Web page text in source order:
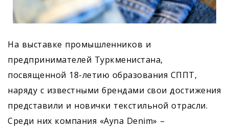
На выставке промышленников и
предпринимателей Туркменистана,
посвященной 18-летию образования СППТ,
наряду с известными брендами свои достижения
представили и новички текстильной отрасли.
Среди них компания «Ayna Denim» –